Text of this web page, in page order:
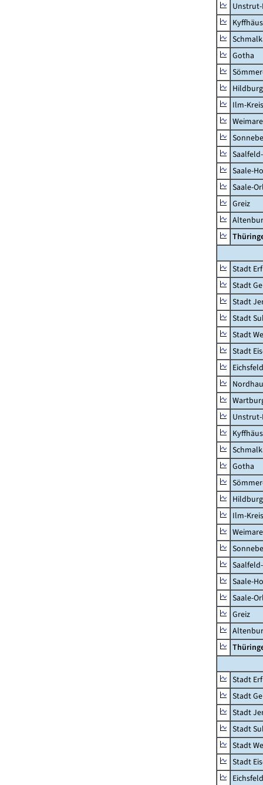
Gotha
Ilm-Kreis
Saale-
Saale-
Greiz
Stadt
Stadt
Stadt
Stadt
Stadt
Stadt
Eichsfeld
Gotha
Ilm-Kreis
Saale-
Saale-
Greiz
Stadt
Stadt
Stadt
Stadt
Stadt
Stadt
Eichsfeld